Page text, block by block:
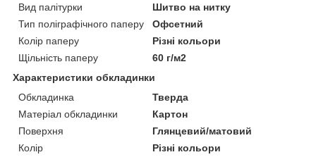
Вид палітурки
Шитво на нитку
Тип поліграфічного паперу
Офсетний
Колір паперу
Різні кольори
Щільність паперу
60 г/м2
Характеристики обкладинки
Обкладинка
Тверда
Матеріал обкладинки
Картон
Поверхня
Глянцевий/матовий
Колір
Різні кольори